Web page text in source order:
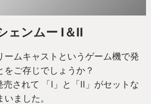
ェンムー I＆II
ームキャストというゲーム機で発
をご存じでしょうか？
売されて 「I」と「II」がセットな
ました。